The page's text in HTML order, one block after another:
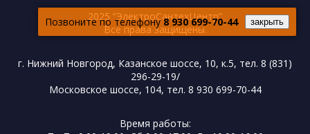
Позвоните по телефону8 930 699-70-44 закрыть
2025 “ЭлектроСантехЦентр”
Все права защищены.
г. Нижний Новгород, Казанское шоссе, 10, к.5, тел. 8 (831)
296-29-19/
Московское шоссе, 104, тел. 8 930 699-70-44
Время работы: